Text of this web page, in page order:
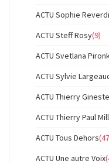
ACTU Sophie Reverdi
ACTU Steff Rosy(9)
ACTU Svetlana
ACTU Sylvie
ACTU Thierry Gineste
ACTU Thierry Paul
ACTU Tous Dehors
ACTU Une autre Voix